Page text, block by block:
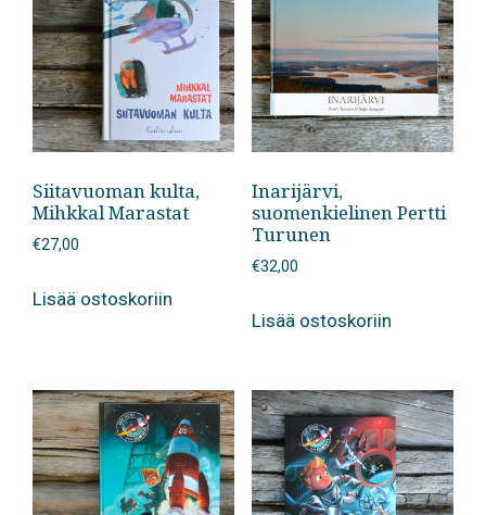
Siitavuoman kulta,
Mihkkal Marastat
€27,00
Lisää ostoskoriin
Inarijärvi,
suomenkielinen Pertti
Turunen
€32,00
Lisää ostoskoriin